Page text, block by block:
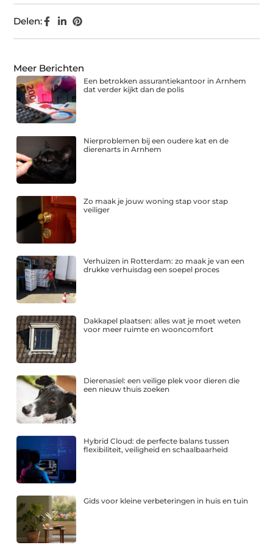
Delen:
Meer Berichten
Een betrokken assurantiekantoor in Arnhem
dat verder kijkt dan de polis
Nierproblemen bij een oudere kat en de
dierenarts in Arnhem
Zo maak je jouw woning stap voor stap
veiliger
Verhuizen in Rotterdam: zo maak je van een
drukke verhuisdag een soepel proces
Dakkapel plaatsen: alles wat je moet weten
voor meer ruimte en wooncomfort
Dierenasiel: een veilige plek voor dieren die
een nieuw thuis zoeken
Hybrid Cloud: de perfecte balans tussen
flexibiliteit, veiligheid en schaalbaarheid
Gids voor kleine verbeteringen in huis en tuin